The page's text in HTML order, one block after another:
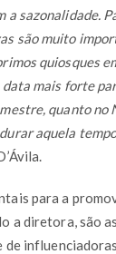
a sazonalidade.
são muito
quiosques
data mais forte
quanto no
aquela
para a
a diretora, são
de influenciadoras.